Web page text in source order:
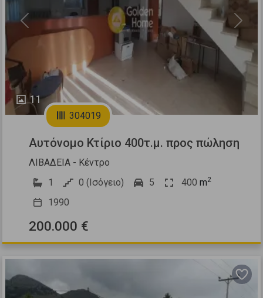
11
Previous Next
304019
Αυτόνομο Κτίριο 400τ.μ. προς πώληση
ΛΙΒΑΔΕΙΑ - Κέντρο
1
0 (Ισόγειο) 5 400 m2
1990
200.000 €